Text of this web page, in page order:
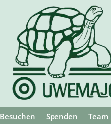
Besuchen Spenden Team